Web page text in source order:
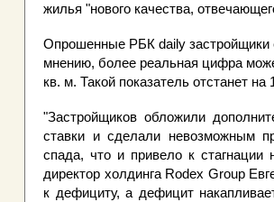
жилья "нового качества,
Опрошенные РБК daily застройщики
мнению, более реальная цифра
кв. м. Такой показатель отстанет
"Застройщиков обложили
ставки и сделали невозможным
спада, что и привело к
директор холдинга Rodex Group
к дефициту, а дефицит